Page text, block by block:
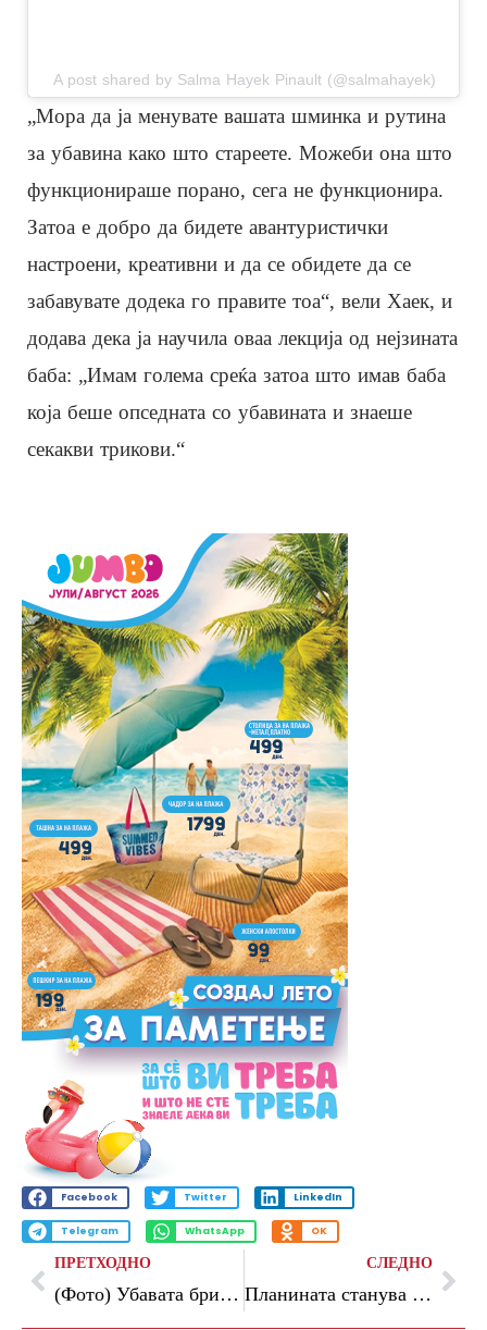
A post shared by Salma Hayek Pinault (@salmahayek)
„Мора да ја менувате вашата шминка и рутина
за убавина како што стареете. Можеби она што
функционираше порано, сега не функционира.
Затоа е добро да бидете авантуристички
настроени, креативни и да се обидете да се
забавувате додека го правите тоа“, вели Хаек, и
додава дека ја научила оваа лекција од нејзината
баба: „Имам голема среќа затоа што имав баба
која беше опседната со убавината и знаеше
секакви трикови.“
Facebook Twitter LinkedIn
Telegram WhatsApp OK
ПРЕТХОДНО
(Фото) Убавата бринета ги покажа своите голи гради, но и новото момче: се шпекулира дека го изневерила поранешниот со него
СЛЕДНО
Планината станува сцена за млади креативци, Echoes in the Wild на 7 септември